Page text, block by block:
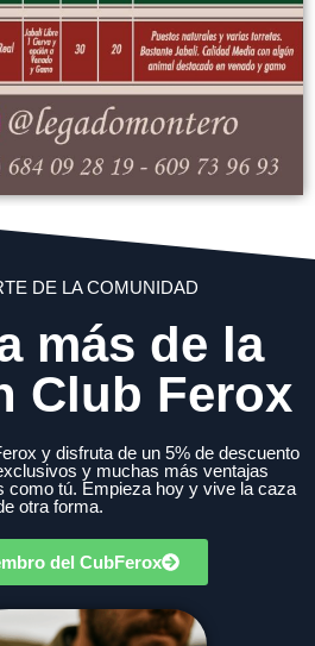
DE LA COMUNIDAD
más de la
Club Ferox
y disfruta de un 5% de descuento
y muchas más ventajas
como tú. Empieza hoy y vive la caza
otra forma.
del CubFerox